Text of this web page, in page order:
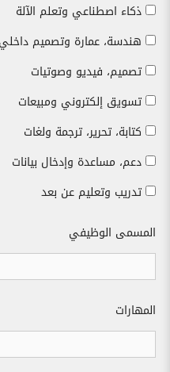
ذكاء اصطناعي وتعلم الآلة
هندسة، عمارة وتصميم داخلي
تصميم، فيديو وصوتيات
تسويق إلكتروني ومبيعات
كتابة، تحرير، ترجمة ولغات
دعم، مساعدة وإدخال بيانات
تدريب وتعليم عن بعد
المسمى الوظيفي
المهارات